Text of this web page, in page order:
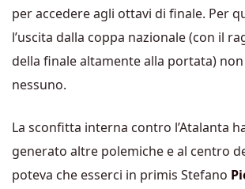
per accedere agli ottavi di finale. Per
l’uscita dalla coppa nazionale (con il
della finale altamente alla portata)
nessuno.
La sconfitta interna contro l’Atalanta
generato altre polemiche e al centro
poteva che esserci in primis Stefano